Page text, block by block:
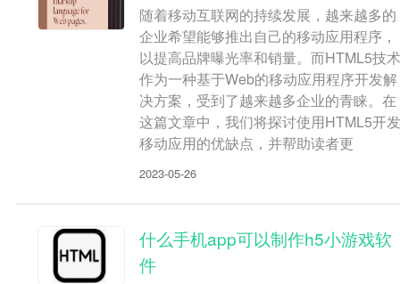
随着移动互联网的持续发展，越来越多的
企业希望能够推出自己的移动应用程序，
以提高品牌曝光率和销量。而HTML5技术
作为一种基于Web的移动应用程序开发解
决方案，受到了越来越多企业的青睐。在
这篇文章中，我们将探讨使用HTML5开发
移动应用的优缺点，并帮助读者更
2023-05-26
什么手机app可以制作h5小游戏软
件